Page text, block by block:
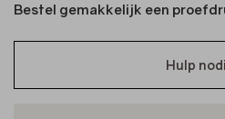
Bestel gemakkelijk een
Hulp